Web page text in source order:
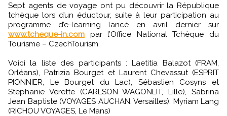
Sept agents de voyage ont pu découvrir la République
tchèque lors d’un éductour, suite à leur participation au
programme d’e-learning lancé en avril dernier sur
www.tcheque-in.com par l’Office National Tchèque du
Tourisme – CzechTourism.
Voici la liste des participants : Laetitia Balazot (FRAM,
Orléans), Patrizia Bourget et Laurent Chevassut (ESPRIT
PIONNIER, Le Bourget du Lac), Sébastien Cosyns et
Stephanie Verette (CARLSON WAGONLIT, Lille), Sabrina
Jean Baptiste (VOYAGES AUCHAN, Versailles), Myriam Lang
(RICHOU VOYAGES, Le Mans)